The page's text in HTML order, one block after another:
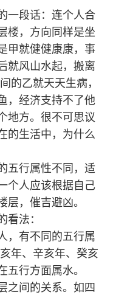
一段话：连个人合
楼，方向同样是坐
甲就健健康康，事
就风山水起，搬离
的乙就天天生病，
，经济支持不了他
地方。很不可思议
的生活中，为什么
五行属性不同，适
个人应该根据自己
层，催吉避凶。
看法：
，有不同的五行属
年、辛亥年、癸亥
五行方面属水。
之间的关系。如四